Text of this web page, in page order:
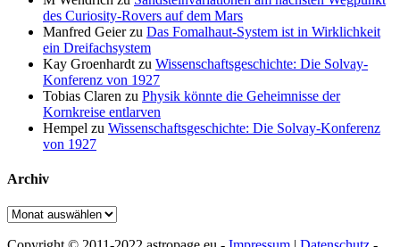
des Curiosity-Rovers auf dem Mars
Manfred Geierzu Das Fomalhaut-System ist in Wirklichkeit
ein Dreifachsystem
Kay Groenhardt zu Wissenschaftsgeschichte: Die Solvay-
Konferenz von 1927
Tobias Claren zu Physik könnte die Geheimnisse der
Kornkreise entlarven
Hempel zu Wissenschaftsgeschichte: Die Solvay-Konferenz
von 1927
Archiv
Archiv